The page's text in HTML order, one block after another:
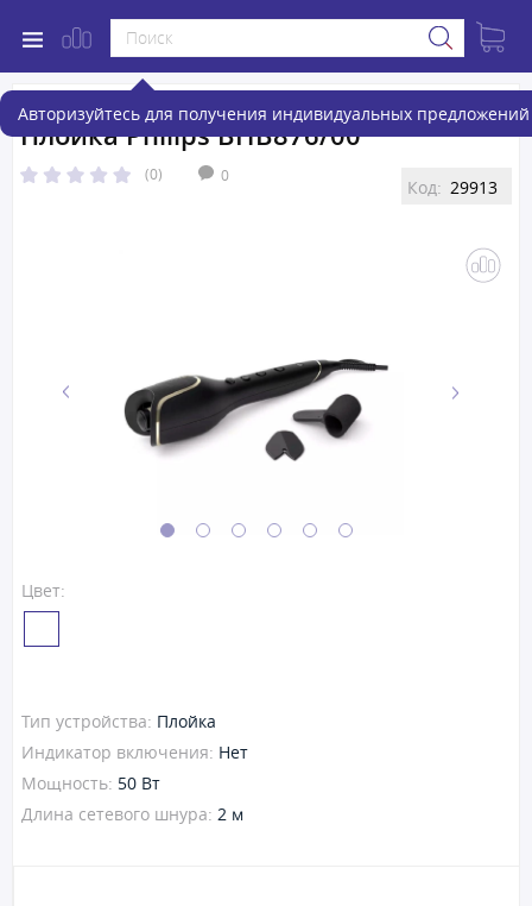
Авторизуйтесь для получения индивидуальных предложений
Плойка Philips BHB876/00
(0) 0
Код: 29913
Цвет:
Тип устройства: Плойка
Индикатор включения: Нет
Мощность: 50 Вт
Длина сетевого шнура: 2 м